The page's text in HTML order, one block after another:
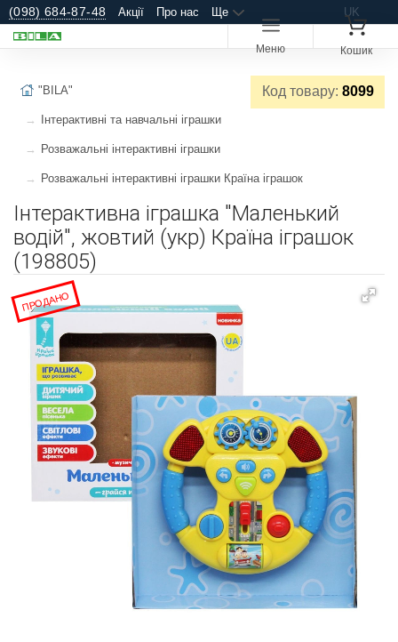
(098) 684-87-48 Акції Про нас Ще UK
Меню Кошик
Код товару: 8099
"BILA"
Інтерактивні та навчальні іграшки
Розважальні інтерактивні іграшки
Розважальні інтерактивні іграшки Країна іграшок
Інтерактивна іграшка "Маленький
водій", жовтий (укр) Країна іграшок
(198805)
ПРОДАНО